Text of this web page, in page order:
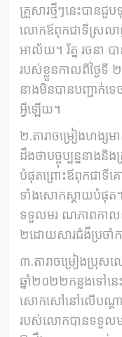
គ្រួសារថ្មីៗនេះបាន
លោកឪពុកជាទីស្រល
អាល័យ។ រ័ត្ន រចនា
របស់ខ្លួនកាលពីថ្ងៃទី
នាងមិនបានបញ្ជាក់ទ
អ្វីឡើយ។
២.តារាចម្រៀងហង្ស
ដឹងថាបច្ចុប្បន្ននាងនិ
បំផុតព្រោះឪពុកជាទី
ទាំងសោកស្តាយបំផុ
ទទួលមរ ណភាពកាលពី
២ដោយសារជំងឺប្រចាំ
៣.តារាចម្រៀងប្រុស
ឆ្នាំ២០២២កន្លងទៅ
សោកសៅនៅលើបណ្ដា
របស់លោកបានទទួលម